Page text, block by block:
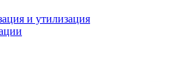
и утилизация